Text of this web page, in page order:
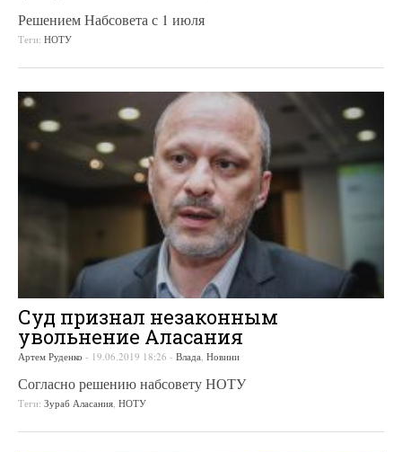
Решением Набсовета с 1 июля
Теги: НОТУ
Суд признал незаконным
увольнение Аласания
Артем Руденко - 19.06.2019 18:26 - Влада, Новини
Согласно решению набсовету НОТУ
Теги: Зураб Аласания, НОТУ